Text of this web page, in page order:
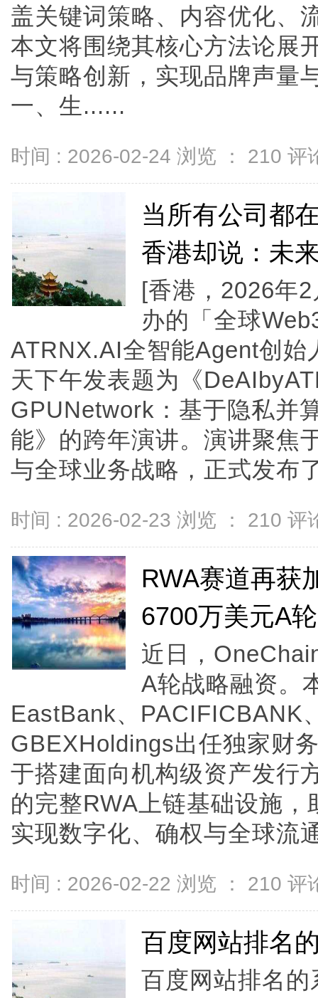
盖关键词策略、内容优化、
本文将围绕其核心方法论展
与策略创新，实现品牌声量
一、生......
时间 : 2026-02-24 浏览 ： 210 评
当所有公司都
香港却说：未
[香港，2026年
办的「全球
ATRNX.AI全智能Agent创
天下午发表题为《
GPUNetwork：基于隐私并
能》的跨年演讲。演讲聚焦
与全球业务战略，正式发布
时间 : 2026-02-23 浏览 ： 210 评
RWA赛道再获
6700万美元A
近日，
A轮战略融资。
EastBank、PACIFICBANK
GBEXHoldings出任独家财
于搭建面向机构级资产发行
的完整RWA上链基础设施
实现数字化、确权与全球流
时间 : 2026-02-22 浏览 ： 210 评
百度网站排名
百度网站排名